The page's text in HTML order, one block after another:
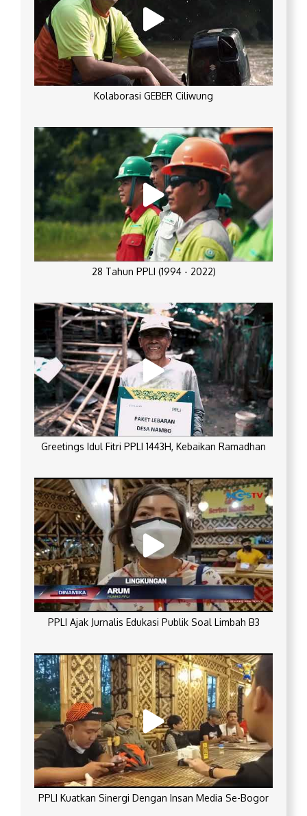
Kolaborasi GEBER Ciliwung
28 Tahun PPLI (1994 - 2022)
Greetings Idul Fitri PPLI 1443H, Kebaikan Ramadhan
PPLI Ajak Jurnalis Edukasi Publik Soal Limbah B3
PPLI Kuatkan Sinergi Dengan Insan Media Se-Bogor